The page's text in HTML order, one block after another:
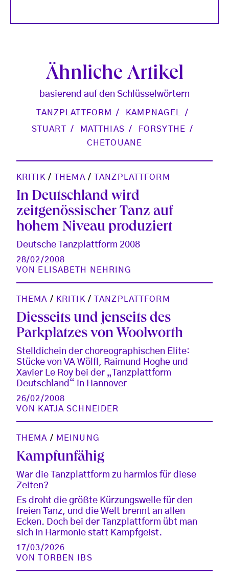
Ähnliche Artikel
basierend auf den Schlüsselwörtern
TANZPLATTFORM
KAMPNAGEL
STUART
MATTHIAS
FORSYTHE
CHETOUANE
KRITIK / THEMA / TANZPLATTFORM
In Deutschland wird
zeitgenössischer Tanz auf
hohem Niveau produziert
Deutsche Tanzplattform 2008
28/02/2008
VON
ELISABETH NEHRING
THEMA / KRITIK / TANZPLATTFORM
Diesseits und jenseits des
Parkplatzes von Woolworth
Stelldichein der choreographischen Elite:
Stücke von VA Wölfl, Raimund Hoghe und
Xavier Le Roy bei der „Tanzplattform
Deutschland“ in Hannover
26/02/2008
VON
KATJA SCHNEIDER
THEMA / MEINUNG
Kampfunfähig
War die Tanzplattform zu harmlos für diese
Zeiten?
Es droht die größte Kürzungswelle für den
freien Tanz, und die Welt brennt an allen
Ecken. Doch bei der Tanzplattform übt man
sich in Harmonie statt Kampfgeist.
17/03/2026
VON
TORBEN IBS